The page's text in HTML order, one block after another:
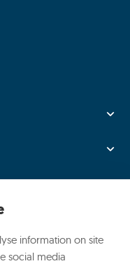
information on site
social media